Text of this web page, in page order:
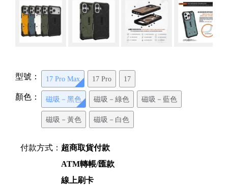
顏色： 磁吸－黑色 磁吸－綠色 磁吸－藍色
磁吸－黃色 磁吸－白色
型號： 17 Pro Max 17 Pro 17
付款方式： 超商取貨付款
ATM轉帳/匯款
線上刷卡